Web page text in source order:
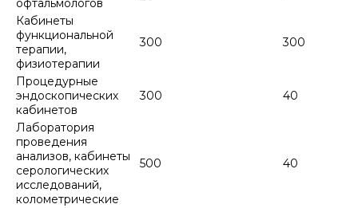
офтальмологов
Кабинеты
функциональной
терапии,
физиотерапии
300 300
Процедурные
эндоскопических
кабинетов
300 40
Лаборатория
проведения
анализов, кабинеты
серологических
исследований,
колометрические
500 40